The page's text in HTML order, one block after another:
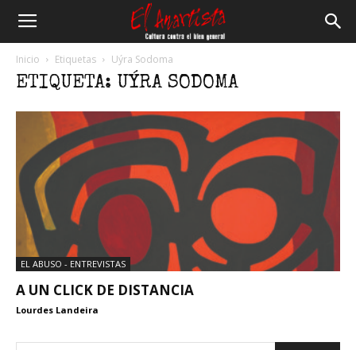
Inicio Etiquetas Uýra Sodoma
ETIQUETA: UÝRA SODOMA
EL ABUSO - ENTREVISTAS
A UN CLICK DE DISTANCIA
Lourdes Landeira